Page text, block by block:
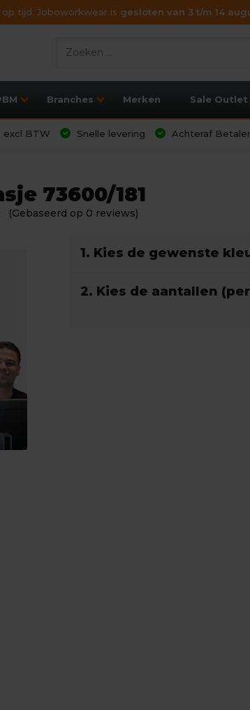
tijd. Joboworkwear is gesloten van 3 t/m 14
Branches Merken Sale Outlet
excl BTW Snelle levering Achteraf
73600/181
(Gebaseerd op 0 reviews)
1. Kies de gewenste
2. Kies de aantallen